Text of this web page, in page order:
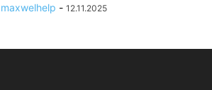
maxwelhelp - 12.11.2025